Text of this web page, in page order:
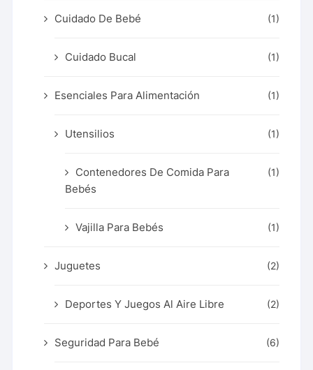
Cuidado De Bebé (1)
Cuidado Bucal (1)
Esenciales Para Alimentación (1)
Utensilios (1)
Contenedores De Comida Para
Bebés
(1)
Vajilla Para Bebés (1)
Juguetes (2)
Deportes Y Juegos Al Aire Libre (2)
Seguridad Para Bebé (6)